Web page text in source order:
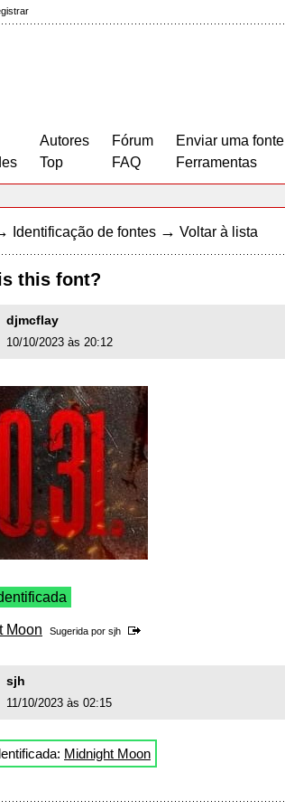
Autores
Top
Fórum
FAQ
Enviar uma fonte
Ferramentas
Identificação de fontes → Voltar à lista
this font?
djmcflay
10/10/2023 às 20:12
Moon Sugerida por sjh
sjh
11/10/2023 às 02:15
Midnight Moon